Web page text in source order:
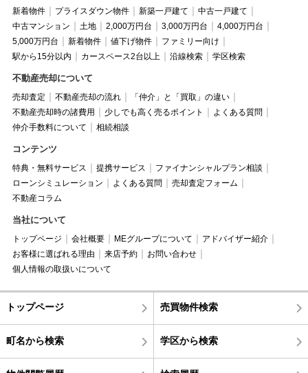
新着物件 プライスダウン物件 新築一戸建て
中古一戸建て
中古マンション
土地 2,000万円台 3,000万円台
4,000万円台
5,000万円台
新着物件 値下げ物件
ファミリー向け
駅から15分以内
カースペース2台以上 沿線検索 学区検索
不動産売却について
売却査定 不動産売却の流れ
「仲介」と「買取」の違い
不動産売却時の諸費用
少しでも高く売るポイント
よくある質問
仲介手数料について
相続相談
コンテンツ
特典・無料サービス 提携サービス
ファイナンシャルプラン相談
ローンシミュレーション
よくある質問
売却査定フォーム
不動産コラム
当社について
トップページ 会社概要 MEグループについて
アドバイザー紹介
お客様に選ばれる理由
来店予約
お問い合わせ
個人情報の取扱いについて
トップページ 売買物件検索
町名から検索 学区から検索